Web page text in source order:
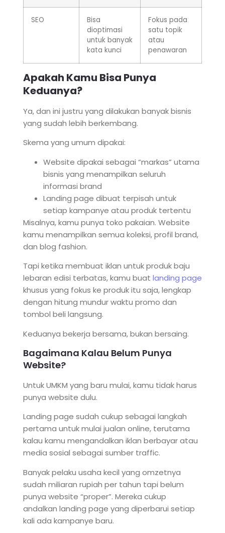
SEO
Bisa
dioptimasi
untuk banyak
kata kunci
Fokus pada
satu topik
atau
penawaran
Apakah Kamu Bisa Punya
Keduanya?
Ya, dan ini justru yang dilakukan banyak bisnis
yang sudah lebih berkembang.
Skema yang umum dipakai:
Website dipakai sebagai “markas” utama
bisnis yang menampilkan seluruh
informasi brand
Landing page dibuat terpisah untuk
setiap kampanye atau produk tertentu
Misalnya, kamu punya toko pakaian. Website
kamu menampilkan semua koleksi, profil brand,
dan blog fashion.
Tapi ketika membuat iklan untuk produk baju
lebaran edisi terbatas, kamu buat landing page
khusus yang fokus ke produk itu saja, lengkap
dengan hitung mundur waktu promo dan
tombol beli langsung.
Keduanya bekerja bersama, bukan bersaing.
Bagaimana Kalau Belum Punya
Website?
Untuk UMKM yang baru mulai, kamu tidak harus
punya website dulu.
Landing page sudah cukup sebagai langkah
pertama untuk mulai jualan online, terutama
kalau kamu mengandalkan iklan berbayar atau
media sosial sebagai sumber traffic.
Banyak pelaku usaha kecil yang omzetnya
sudah miliaran rupiah per tahun tapi belum
punya website “proper”. Mereka cukup
andalkan landing page yang diperbarui setiap
kali ada kampanye baru.